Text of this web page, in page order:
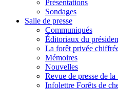
Présentations
Sondages
Salle de presse
Communiqués
Éditoriaux du
La forêt privée
Mémoires
Nouvelles
Revue de presse de
Infolettre Forêts de